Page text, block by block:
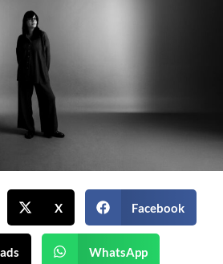
X Facebook
WhatsApp